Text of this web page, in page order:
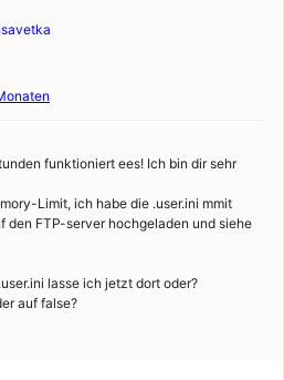
funktioniert ees! Ich bin dir sehr
Limit, ich habe die .user.ini mmit
den FTP-server hochgeladen und siehe
lasse ich jetzt dort oder?
auf false?